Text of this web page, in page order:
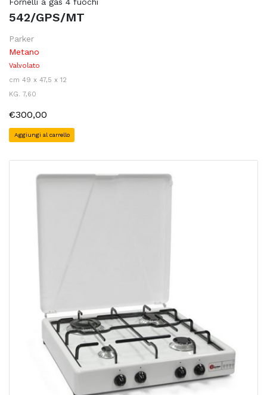
542/GPS/MT
Parker
Metano
Valvolato
cm 49 x 47,5 x 12
KG. 7,60
€300,00
Aggiungi al carrello